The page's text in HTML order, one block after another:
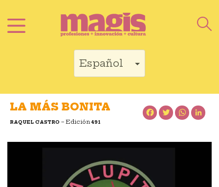
al
LA MÁS BONITA
RAQUEL CASTRO – Edición491
Facebook Twitter WhatsApp